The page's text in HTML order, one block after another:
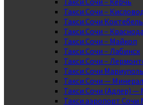
Такси Сочи –
Такси Сочи Коктебель
Такси Сочи –
Такси Сочи – Майкоп
Такси Сочи – Лабинск
Такси Сочи –
Такси Сочи Мариуполь
Такси Сочи —
Такси Сочи (Адлер) —
Такси аэропорт